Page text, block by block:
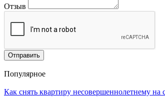
Отзыв
Отправить
Популярное
Как снять квартиру несовершеннолетнему на